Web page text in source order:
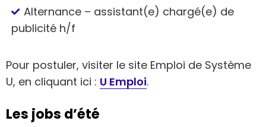
Alternance – assistant(e) chargé(e) de
publicité h/f
Pour postuler, visiter le site Emploi de Système
U, en cliquant ici : U Emploi.
Les jobs d’été